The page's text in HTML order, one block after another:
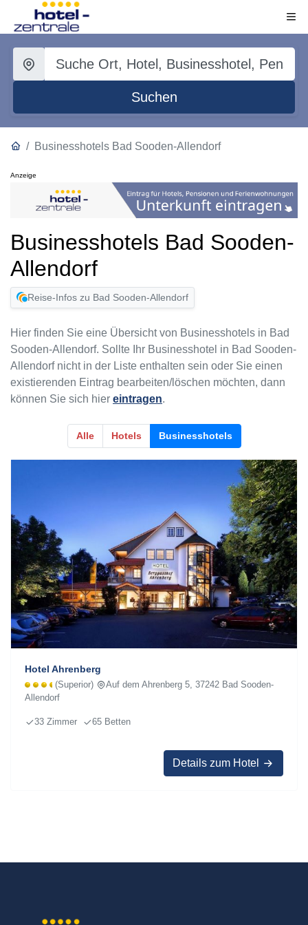
Suchen
Businesshotels Bad Sooden-Allendorf
Anzeige
Businesshotels Bad Sooden-
Allendorf
Reise-Infos zu Bad Sooden-Allendorf
Hier finden Sie eine Übersicht von Businesshotels in Bad
Sooden-Allendorf. Sollte Ihr Businesshotel in Bad Sooden-
Allendorf nicht in der Liste enthalten sein oder Sie einen
existierenden Eintrag bearbeiten/löschen möchten, dann
können Sie sich hier eintragen.
Alle Hotels Businesshotels
Hotel Ahrenberg
(Superior)
Auf dem Ahrenberg 5, 37242 Bad Sooden-
Allendorf
33 Zimmer 65 Betten
Details zum Hotel